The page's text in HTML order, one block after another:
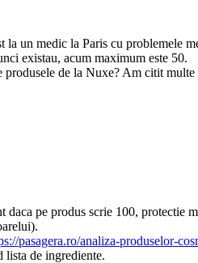
un medic la Paris cu problemele
existau, acum maximum este 50.
produsele de la Nuxe? Am citit
pe produs scrie 100, protectie
pasagera.ro/analiza-produselor-
lista de ingrediente.